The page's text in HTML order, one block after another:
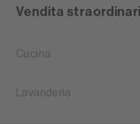
Vendita
Cucina
Lavanderia